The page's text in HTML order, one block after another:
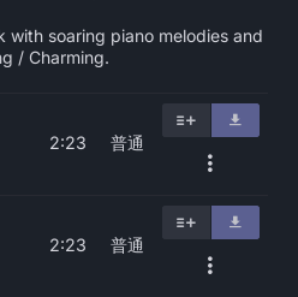
soaring piano melodies and
/ Charming.
2:23 普通
2:23 普通